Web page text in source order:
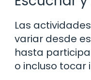
Las
variar desde
hasta
o incluso tocar